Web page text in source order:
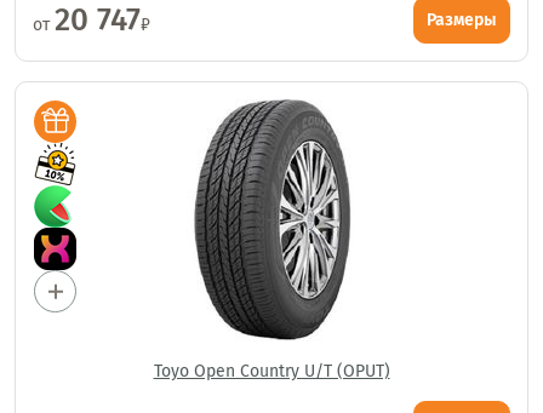
от20 747₽ Размеры
Toyo Open Country U/T (OPUT)